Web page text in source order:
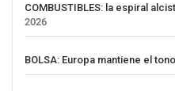
COMBUSTIBLES: la espiral
2026
BOLSA: Europa mantiene el